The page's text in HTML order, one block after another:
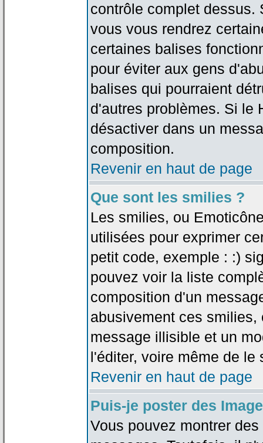
contrôle complet dessus.
vous vous rendrez
certaines balises
pour éviter aux gens
balises qui pourraient
d'autres problèmes. Si le
désactiver dans un
composition.
Revenir en haut de page
Que sont les smilies ?
Les smilies, ou
utilisées pour exprimer
petit code, exemple : :)
pouvez voir la liste
composition d'un
abusivement ces
message illisible et un
l'éditer, voire même de le
Revenir en haut de page
Puis-je poster des
Vous pouvez montrer